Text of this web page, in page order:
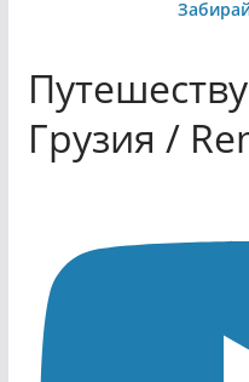
Грузия /